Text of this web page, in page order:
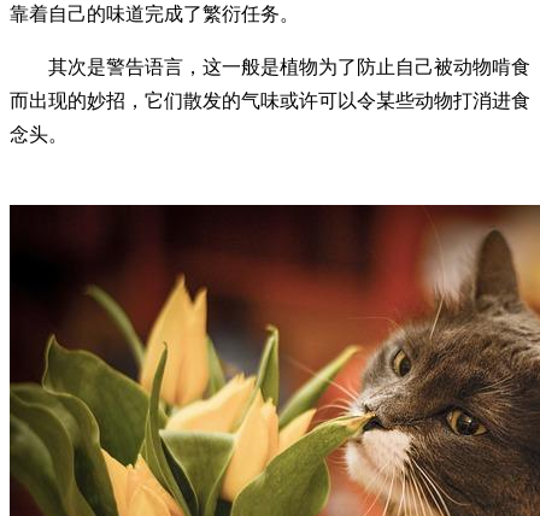
靠着自己的味道完成了繁衍任务。
其次是警告语言，这一般是植物为了防止自己被动物啃食
而出现的妙招，它们散发的气味或许可以令某些动物打消进食
念头。